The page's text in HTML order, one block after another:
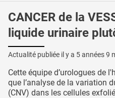
CANCER de la
liquide urinaire
Actualité publiée il y a 5 années 9
Cette équipe d’urologues de
que l’analyse de la variation
(CNV) dans les cellules